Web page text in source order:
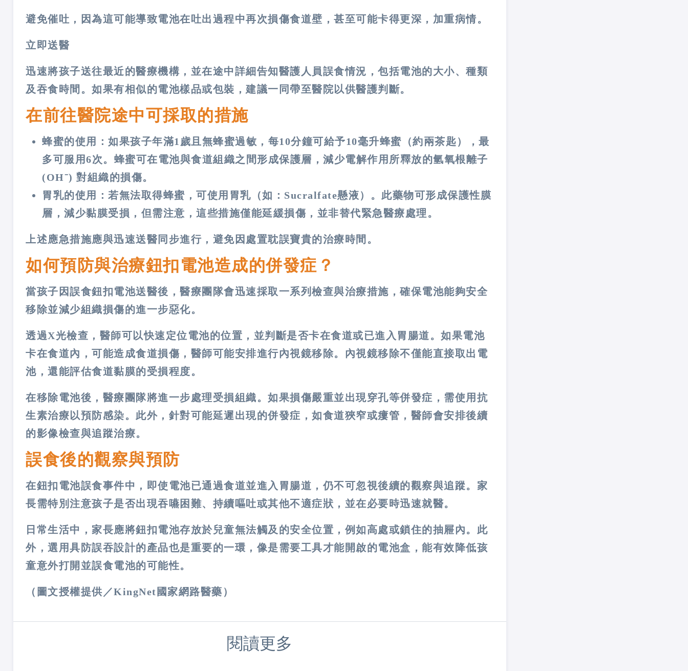
避免催吐，因為這可能導致電池在吐出過程中再次損傷食道壁，甚至可能卡得更深，加重病情。
立即送醫
迅速將孩子送往最近的醫療機構，並在途中詳細告知醫護人員誤食情況，包括電池的大小、種類
及吞食時間。如果有相似的電池樣品或包裝，建議一同帶至醫院以供醫護判斷。
在前往醫院途中可採取的措施
蜂蜜的使用：如果孩子年滿1歲且無蜂蜜過敏，每10分鐘可給予10毫升蜂蜜（約兩茶匙），最
多可服用6次。蜂蜜可在電池與食道組織之間形成保護層，減少電解作用所釋放的氫氧根離子
(OH⁻) 對組織的損傷。
胃乳的使用：若無法取得蜂蜜，可使用胃乳（如：Sucralfate懸液）。此藥物可形成保護性膜
層，減少黏膜受損，但需注意，這些措施僅能延緩損傷，並非替代緊急醫療處理。
上述應急措施應與迅速送醫同步進行，避免因處置耽誤寶貴的治療時間。
如何預防與治療鈕扣電池造成的併發症？
當孩子因誤食鈕扣電池送醫後，醫療團隊會迅速採取一系列檢查與治療措施，確保電池能夠安全
移除並減少組織損傷的進一步惡化。
透過X光檢查，醫師可以快速定位電池的位置，並判斷是否卡在食道或已進入胃腸道。如果電池
卡在食道內，可能造成食道損傷，醫師可能安排進行內視鏡移除。內視鏡移除不僅能直接取出電
池，還能評估食道黏膜的受損程度。
在移除電池後，醫療團隊將進一步處理受損組織。如果損傷嚴重並出現穿孔等併發症，需使用抗
生素治療以預防感染。此外，針對可能延遲出現的併發症，如食道狹窄或瘻管，醫師會安排後續
的影像檢查與追蹤治療。
誤食後的觀察與預防
在鈕扣電池誤食事件中，即使電池已通過食道並進入胃腸道，仍不可忽視後續的觀察與追蹤。家
長需特別注意孩子是否出現吞嚥困難、持續嘔吐或其他不適症狀，並在必要時迅速就醫。
日常生活中，家長應將鈕扣電池存放於兒童無法觸及的安全位置，例如高處或鎖住的抽屜內。此
外，選用具防誤吞設計的產品也是重要的一環，像是需要工具才能開啟的電池盒，能有效降低孩
童意外打開並誤食電池的可能性。
（圖文授權提供／KingNet國家網路醫藥）
閱讀更多